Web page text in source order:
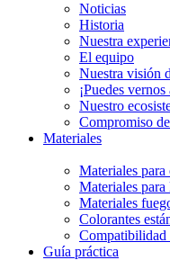
Noticias
Historia
Nuestra
El equipo
Nuestra visión
¡Puedes
Nuestro
Compromiso
Materiales
Materiales
Materiales
Materiales
Colorantes
Compatibilidad
Guía práctica